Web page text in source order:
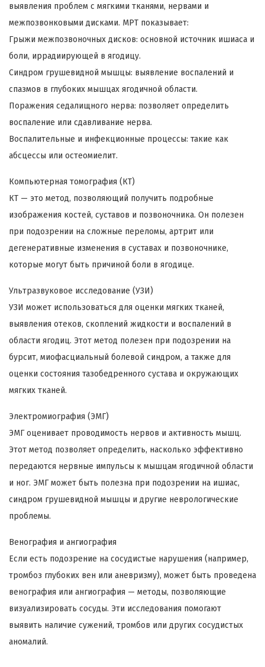
выявления проблем с мягкими тканями, нервами и
межпозвонковыми дисками. МРТ показывает:
Грыжи межпозвоночных дисков: основной источник ишиаса и
боли, иррадиирующей в ягодицу.
Синдром грушевидной мышцы: выявление воспалений и
спазмов в глубоких мышцах ягодичной области.
Поражения седалищного нерва: позволяет определить
воспаление или сдавливание нерва.
Воспалительные и инфекционные процессы: такие как
абсцессы или остеомиелит.
Компьютерная томография (КТ)
КТ — это метод, позволяющий получить подробные
изображения костей, суставов и позвоночника. Он полезен
при подозрении на сложные переломы, артрит или
дегенеративные изменения в суставах и позвоночнике,
которые могут быть причиной боли в ягодице.
Ультразвуковое исследование (УЗИ)
УЗИ может использоваться для оценки мягких тканей,
выявления отеков, скоплений жидкости и воспалений в
области ягодиц. Этот метод полезен при подозрении на
бурсит, миофасциальный болевой синдром, а также для
оценки состояния тазобедренного сустава и окружающих
мягких тканей.
Электромиография (ЭМГ)
ЭМГ оценивает проводимость нервов и активность мышц.
Этот метод позволяет определить, насколько эффективно
передаются нервные импульсы к мышцам ягодичной области
и ног. ЭМГ может быть полезна при подозрении на ишиас,
синдром грушевидной мышцы и другие неврологические
проблемы.
Венография и ангиография
Если есть подозрение на сосудистые нарушения (например,
тромбоз глубоких вен или аневризму), может быть проведена
венография или ангиография — методы, позволяющие
визуализировать сосуды. Эти исследования помогают
выявить наличие сужений, тромбов или других сосудистых
аномалий.